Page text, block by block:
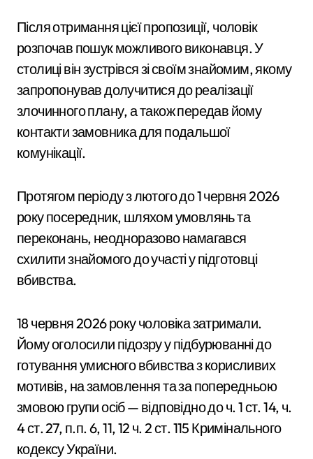
Після отримання цієї пропозиції, чоловік
розпочав пошук можливого виконавця. У
столиці він зустрівся зі своїм знайомим, якому
запропонував долучитися до реалізації
злочинного плану, а також передав йому
контакти замовника для подальшої
комунікації.
Протягом періоду з лютого до 1 червня 2026
року посередник, шляхом умовлянь та
переконань, неодноразово намагався
схилити знайомого до участі у підготовці
вбивства.
18 червня 2026 року чоловіка затримали.
Йому оголосили підозру у підбурюванні до
готування умисного вбивства з корисливих
мотивів, на замовлення та за попередньою
змовою групи осіб — відповідно до ч. 1 ст. 14, ч.
4 ст. 27, п.п. 6, 11, 12 ч. 2 ст. 115 Кримінального
кодексу України.